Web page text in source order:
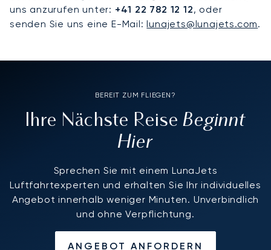
uns anzurufen unter: +41 22 782 12 12, oder
senden Sie uns eine E-Mail:lunajets@lunajets.com.
BEREIT ZUM FLIEGEN?
Ihre Nächste ReiseBeginnt
Hier
Sprechen Sie mit einem LunaJets
Luftfahrtexperten und erhalten Sie Ihr individuelles
Angebot innerhalb weniger Minuten. Unverbindlich
und ohne Verpflichtung.
ANGEBOT ANFORDERN